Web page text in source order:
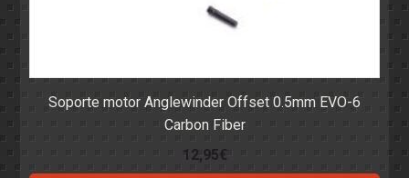
Soporte motor Anglewinder Offset 0.5mm EVO-6
Carbon Fiber
12,95€